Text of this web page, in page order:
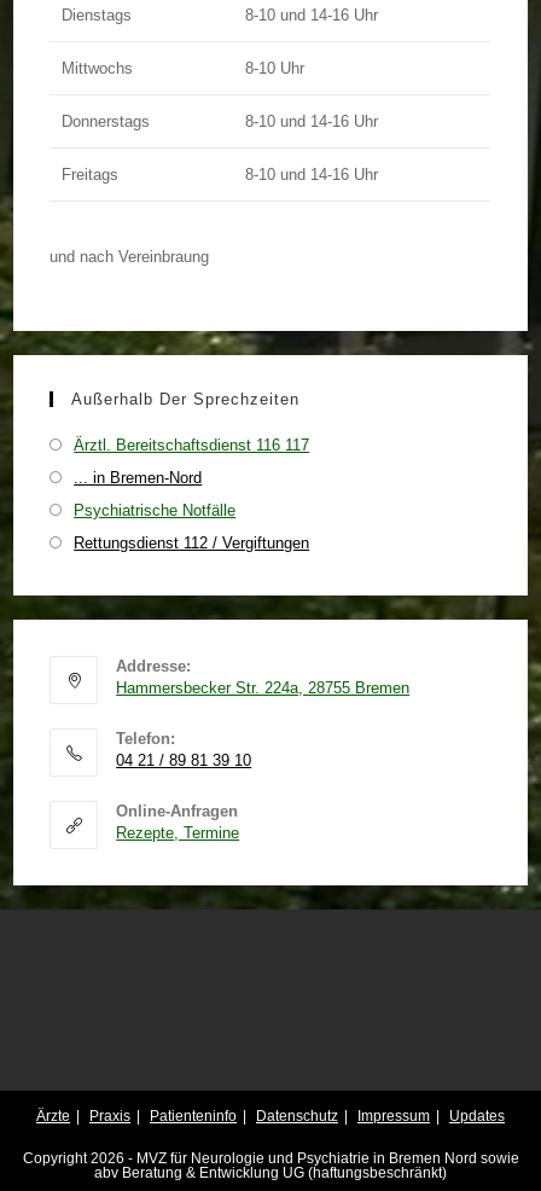
Dienstags 8-10 und 14-16 Uhr
Mittwochs 8-10 Uhr
Donnerstags 8-10 und 14-16 Uhr
Freitags 8-10 und 14-16 Uhr
und nach Vereinbraung
Außerhalb Der Sprechzeiten
Ärztl. Bereitschaftsdienst 116 117
... in Bremen-Nord
Psychiatrische Notfälle
Rettungsdienst 112 / Vergiftungen
Addresse:
Hammersbecker Str. 224a, 28755 Bremen
Telefon:
04 21 / 89 81 39 10
Online-Anfragen
Rezepte, Termine
Ärzte Praxis Patienteninfo Datenschutz Impressum Updates
Copyright 2026 - MVZ für Neurologie und Psychiatrie in Bremen Nord sowie
abv Beratung & Entwicklung UG (haftungsbeschränkt)